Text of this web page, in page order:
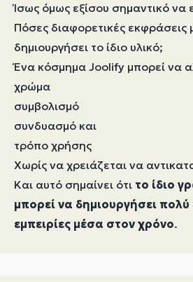
Ίσως όμως εξίσου σημαντικό να
Πόσες διαφορετικές εκφράσεις
δημιουργήσει το ίδιο υλικό;
Ένα κόσμημα Joolify μπορεί να
χρώμα
συμβολισμό
συνδυασμό και
τρόπο χρήσης
Χωρίς να χρειάζεται να
Και αυτό σημαίνει ότι το ίδιο
μπορεί να δημιουργήσει
εμπειρίες μέσα στον χρόνο.